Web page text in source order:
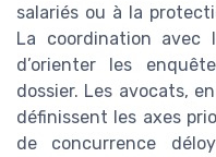
salariés ou à la
La coordination avec
d’orienter les
dossier. Les avocats,
définissent les axes
de concurrence